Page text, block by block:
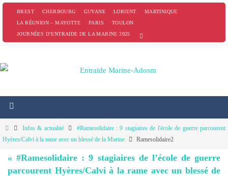
PasserBREST CHERBOURG GUYANE LORIENT
MARTINIQUE
LA RÉUNION – MAYOTTE
PARIS
TOULON
JOURNÉES D’ENTRAIDE DE LA MARINE 2025
HomeInfos & actualité
#Ramesolidaire : 9 stagiaires de l'école de guerre parcourent
Hyères/Calvi à la rame avec un blessé de la Marine
Ramesolidaire2
« #Ramesolidaire : 9 stagiaires de l’école de guerre
parcourent Hyères/Calvi à la rame avec un blessé de